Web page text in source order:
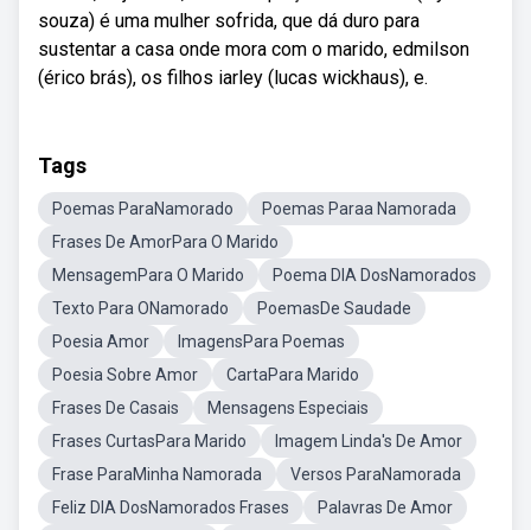
souza) é uma mulher sofrida, que dá duro para
sustentar a casa onde mora com o marido, edmilson
(érico brás), os filhos iarley (lucas wickhaus), e.
Tags
Poemas ParaNamorado
Poemas Paraa Namorada
Frases De AmorPara O Marido
MensagemPara O Marido
Poema DIA DosNamorados
Texto Para ONamorado
PoemasDe Saudade
Poesia Amor
ImagensPara Poemas
Poesia Sobre Amor
CartaPara Marido
Frases De Casais
Mensagens Especiais
Frases CurtasPara Marido
Imagem Linda's De Amor
Frase ParaMinha Namorada
Versos ParaNamorada
Feliz DIA DosNamorados Frases
Palavras De Amor